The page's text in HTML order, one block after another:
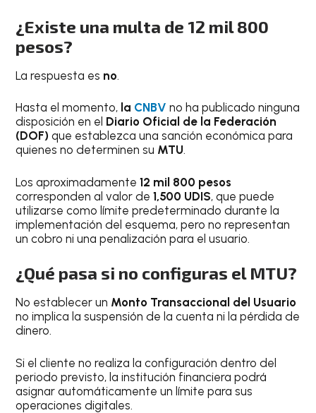
¿Existe una multa de 12 mil 800
pesos?
La respuesta es no.
Hasta el momento, la CNBV no ha publicado ninguna
disposición en el Diario Oficial de la Federación
(DOF) que establezca una sanción económica para
quienes no determinen su MTU.
Los aproximadamente12 mil 800 pesos
corresponden al valor de1,500 UDIS, que puede
utilizarse como límite predeterminado durante la
implementación del esquema, pero no representan
un cobro ni una penalización para el usuario.
¿Qué pasa si no configuras el MTU?
No establecer un Monto Transaccional del Usuario
no implica la suspensión de la cuenta ni la pérdida de
dinero.
Si el cliente no realiza la configuración dentro del
periodo previsto, la institución financiera podrá
asignar automáticamente un límite para sus
operaciones digitales.